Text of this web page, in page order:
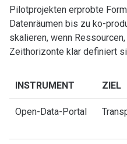
Pilotprojekten erprobte
Datenräumen bis zu ko-
skalieren, wenn
Zeithorizonte klar definiert
INSTRUMENT ZIEL
Open-Data-Portal